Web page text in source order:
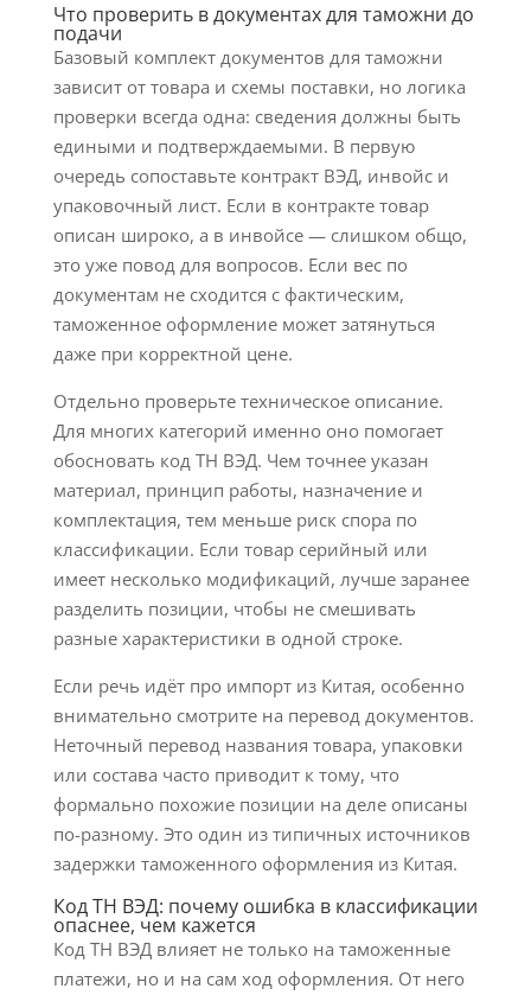
Что проверить в документах для таможни до
подачи
Базовый комплект документов для таможни
зависит от товара и схемы поставки, но логика
проверки всегда одна: сведения должны быть
едиными и подтверждаемыми. В первую
очередь сопоставьте контракт ВЭД, инвойс и
упаковочный лист. Если в контракте товар
описан широко, а в инвойсе — слишком общо,
это уже повод для вопросов. Если вес по
документам не сходится с фактическим,
таможенное оформление может затянуться
даже при корректной цене.
Отдельно проверьте техническое описание.
Для многих категорий именно оно помогает
обосновать код ТН ВЭД. Чем точнее указан
материал, принцип работы, назначение и
комплектация, тем меньше риск спора по
классификации. Если товар серийный или
имеет несколько модификаций, лучше заранее
разделить позиции, чтобы не смешивать
разные характеристики в одной строке.
Если речь идёт про импорт из Китая, особенно
внимательно смотрите на перевод документов.
Неточный перевод названия товара, упаковки
или состава часто приводит к тому, что
формально похожие позиции на деле описаны
по-разному. Это один из типичных источников
задержки таможенного оформления из Китая.
Код ТН ВЭД: почему ошибка в классификации
опаснее, чем кажется
Код ТН ВЭД влияет не только на таможенные
платежи, но и на сам ход оформления. От него